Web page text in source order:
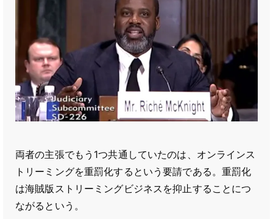
両者の主張でもう1つ共通していたのは、オンラインス
トリーミングを重罰化するという要請である。重罰化
は海賊版ストリーミングビジネスを抑止することにつ
ながるという。